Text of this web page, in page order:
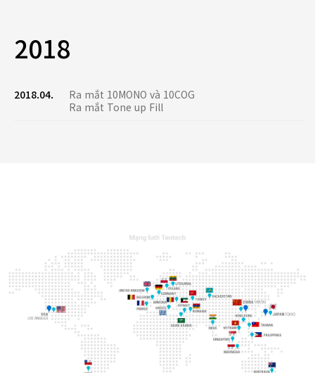
2018
2018.04.
Ra mắt 10MONO và 10COG
Ra mắt Tone up Fill